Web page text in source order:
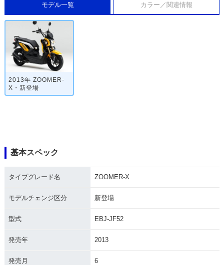
モデル一覧 カラー／関連情報
2013年 ZOOMER-
X・新登場
基本スペック
タイプグレード名 ZOOMER-X
モデルチェンジ区分 新登場
型式 EBJ-JF52
発売年 2013
発売月 6